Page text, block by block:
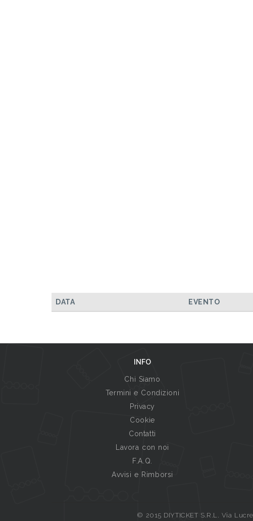
DATA EVENTO
INFO
Chi Siamo
Termini e Condizioni
Privacy
Cookie
Contatti
Lavora con noi
F.A.Q.
Avvisi e Rimborsi
© 2015 DIYTICKET S.R.L. Via